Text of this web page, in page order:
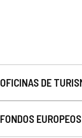
OFICINAS DE
FONDOS EUROPEOS